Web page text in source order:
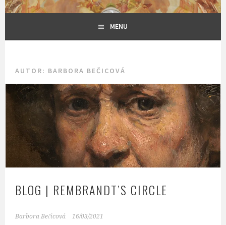
MENU
AUTOR: BARBORA BEČICOVÁ
BLOG | REMBRANDT’S CIRCLE
Barbora Bečicová 16/03/2021